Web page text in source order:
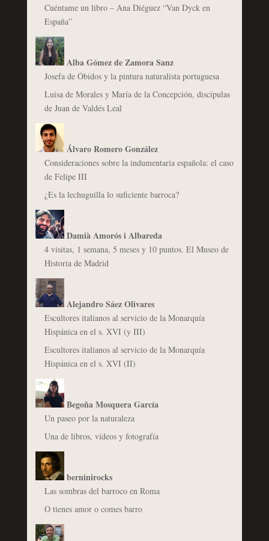
Cuéntame un libro – Ana Diéguez “Van Dyck en
España”
Alba Gómez de Zamora Sanz
Josefa de Óbidos y la pintura naturalista portuguesa
Luisa de Morales y María de la Concepción, discípulas
de Juan de Valdés Leal
Álvaro Romero González
Consideraciones sobre la indumentaria española: el caso
de Felipe III
¿Es la lechuguilla lo suficiente barroca?
Damià Amorós i Albareda
4 visitas, 1 semana, 5 meses y 10 puntos. El Museo de
Historia de Madrid
Alejandro Sáez Olivares
Escultores italianos al servicio de la Monarquía
Hispánica en el s. XVI (y III)
Escultores italianos al servicio de la Monarquía
Hispánica en el s. XVI (II)
Begoña Mosquera García
Un paseo por la naturaleza
Una de libros, vídeos y fotografía
berninirocks
Las sombras del barroco en Roma
O tienes amor o comes barro